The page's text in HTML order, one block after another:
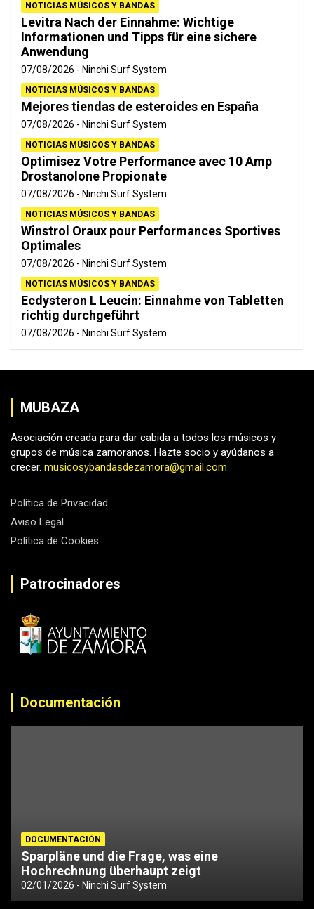
NOTICIAS MÚSICOS Y BANDAS
Levitra Nach der Einnahme: Wichtige
Informationen und Tipps für eine sichere
Anwendung
07/08/2026 Ninchi Surf System
NOTICIAS MÚSICOS Y BANDAS
Mejores tiendas de esteroides en España
07/08/2026 Ninchi Surf System
NOTICIAS MÚSICOS Y BANDAS
Optimisez Votre Performance avec 10 Amp
Drostanolone Propionate
07/08/2026 Ninchi Surf System
NOTICIAS MÚSICOS Y BANDAS
Winstrol Oraux pour Performances Sportives
Optimales
07/08/2026 Ninchi Surf System
NOTICIAS MÚSICOS Y BANDAS
Ecdysteron L Leucin: Einnahme von Tabletten
richtig durchgeführt
07/08/2026 Ninchi Surf System
MUBAZA
Asociación creada para dar cabida a todos los músicos y
grupos de música zamoranos. Hazte socio y ayúdanos a
crecer. musicosybandasdezamora@gmail.com
Política de Privacidad
Aviso Legal
Política de Cookies
Patrocinadores
Documentación
DOCUMENTACIÓN
Sparpläne und die Frage, was eine
Hochrechnung überhaupt zeigt
02/01/2026 Ninchi Surf System